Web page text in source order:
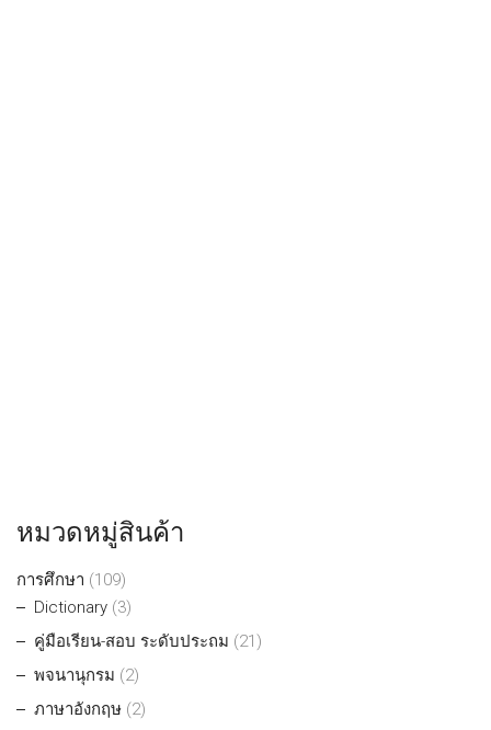
หมวดหมู่สินค้า
การศึกษา (109)
Dictionary (3)
คู่มือเรียน-สอบ ระดับประถม (21)
พจนานุกรม (2)
ภาษาอังกฤษ (2)